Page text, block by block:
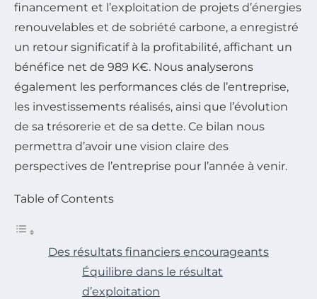
financement et l’exploitation de projets d’énergies
renouvelables et de sobriété carbone, a enregistré
un retour significatif à la profitabilité, affichant un
bénéfice net de 989 K€. Nous analyserons
également les performances clés de l’entreprise,
les investissements réalisés, ainsi que l’évolution
de sa trésorerie et de sa dette. Ce bilan nous
permettra d’avoir une vision claire des
perspectives de l’entreprise pour l’année à venir.
Table of Contents
Des résultats financiers encourageants
Équilibre dans le résultat
d’exploitation